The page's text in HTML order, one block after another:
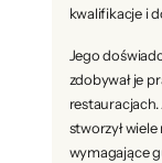
kwalifikacje i
Jego
zdobywał je
stworzył
wymagające